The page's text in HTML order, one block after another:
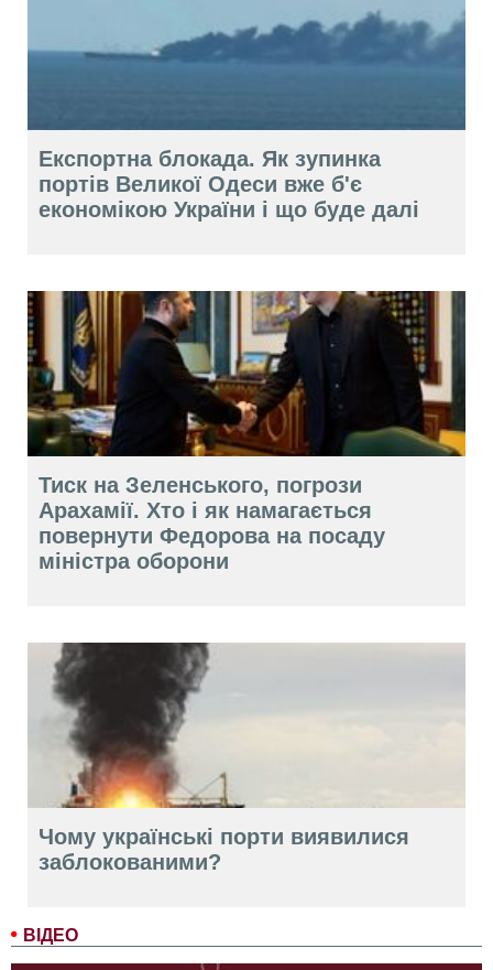
ВІДЕО
Експортна блокада. Як зупинка
портів Великої Одеси вже б'є
економікою України і що буде далі
Тиск на Зеленського, погрози
Арахамії. Хто і як намагається
повернути Федорова на посаду
міністра оборони
Чому українські порти виявилися
заблокованими?